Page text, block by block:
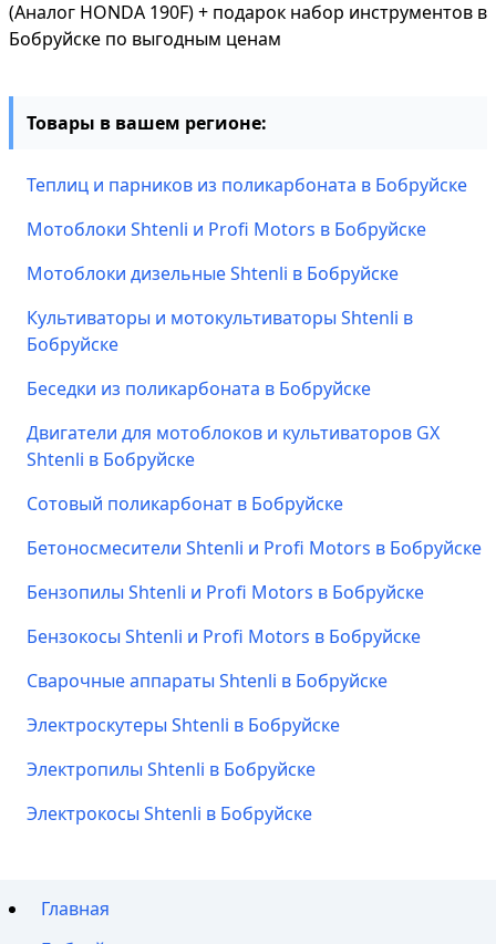
(Аналог HONDA 190F) + подарок набор инструментов в
Бобруйске по выгодным ценам
Товары в вашем регионе:
Теплиц и парников из поликарбоната в Бобруйске
Мотоблоки Shtenli и Profi Motors в Бобруйске
Мотоблоки дизельные Shtenli в Бобруйске
Культиваторы и мотокультиваторы Shtenli в
Бобруйске
Беседки из поликарбоната в Бобруйске
Двигатели для мотоблоков и культиваторов GX
Shtenli в Бобруйске
Сотовый поликарбонат в Бобруйске
Бетоносмесители Shtenli и Profi Motors в Бобруйске
Бензопилы Shtenli и Profi Motors в Бобруйске
Бензокосы Shtenli и Profi Motors в Бобруйске
Сварочные аппараты Shtenli в Бобруйске
Электроскутеры Shtenli в Бобруйске
Электропилы Shtenli в Бобруйске
Электрокосы Shtenli в Бобруйске
Главная